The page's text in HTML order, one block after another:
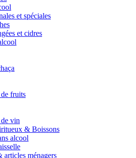
et spéciales
et cidres
fruits
vin
& Boissons
alcool
articles ménagers